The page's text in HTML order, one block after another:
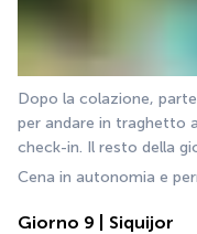
Dopo la colazione,
per andare in traghetto a
check-in. Il resto della
Cena in autonomia e
Giorno 9 | Siquijor